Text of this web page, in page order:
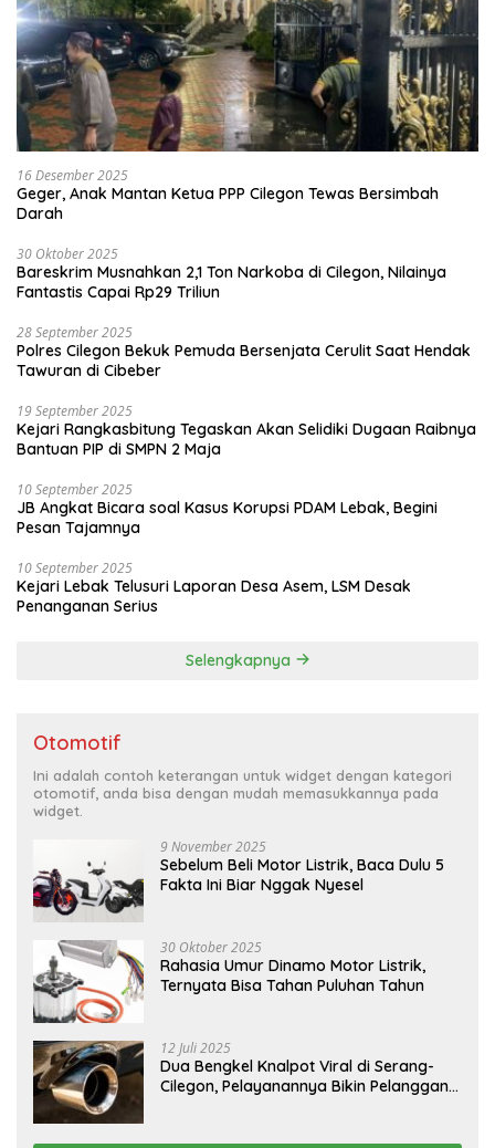
16 Desember 2025
Geger, Anak Mantan Ketua PPP Cilegon Tewas Bersimbah
Darah
30 Oktober 2025
Bareskrim Musnahkan 2,1 Ton Narkoba di Cilegon, Nilainya
Fantastis Capai Rp29 Triliun
28 September 2025
Polres Cilegon Bekuk Pemuda Bersenjata Cerulit Saat Hendak
Tawuran di Cibeber
19 September 2025
Kejari Rangkasbitung Tegaskan Akan Selidiki Dugaan Raibnya
Bantuan PIP di SMPN 2 Maja
10 September 2025
JB Angkat Bicara soal Kasus Korupsi PDAM Lebak, Begini
Pesan Tajamnya
10 September 2025
Kejari Lebak Telusuri Laporan Desa Asem, LSM Desak
Penanganan Serius
Selengkapnya
Otomotif
Ini adalah contoh keterangan untuk widget dengan kategori
otomotif, anda bisa dengan mudah memasukkannya pada
widget.
9 November 2025
Sebelum Beli Motor Listrik, Baca Dulu 5
Fakta Ini Biar Nggak Nyesel
30 Oktober 2025
Rahasia Umur Dinamo Motor Listrik,
Ternyata Bisa Tahan Puluhan Tahun
12 Juli 2025
Dua Bengkel Knalpot Viral di Serang-
Cilegon, Pelayanannya Bikin Pelanggan